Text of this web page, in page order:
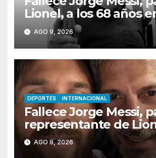
Lionel, a los 68 años
Rosario
AGO 9, 2026
DEPORTES INTERNACIONAL
Fallece Jorge Messi,
representante de
Messi, en Rosario
AGO 8, 2026